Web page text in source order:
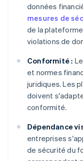
données
mesures de
de la
violations de
Conformité :
et normes
juridiques. Les
doivent
conformité.
Dépendance
entreprises
de sécurité du